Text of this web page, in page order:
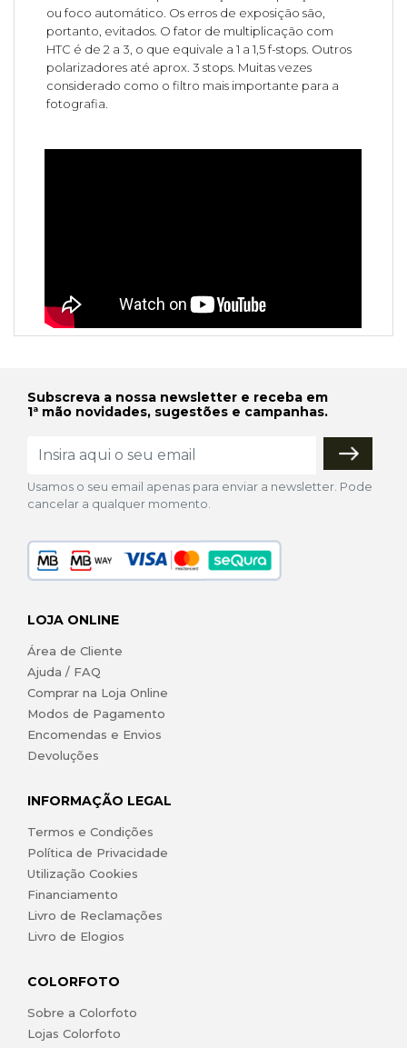
ou foco automático. Os erros de exposição são,
portanto, evitados. O fator de multiplicação com
HTC é de 2 a 3, o que equivale a 1 a 1,5 f-stops. Outros
polarizadores até aprox. 3 stops. Muitas vezes
considerado como o filtro mais importante para a
fotografia.
Subscreva a nossa newsletter e receba em
1ª mão novidades, sugestões e campanhas.
Usamos o seu email apenas para enviar a newsletter. Pode
cancelar a qualquer momento.
LOJA ONLINE
Área de Cliente
Ajuda / FAQ
Comprar na Loja Online
Modos de Pagamento
Encomendas e Envios
Devoluções
INFORMAÇÃO LEGAL
Termos e Condições
Política de Privacidade
Utilização Cookies
Financiamento
Livro de Reclamações
Livro de Elogios
COLORFOTO
Sobre a Colorfoto
Lojas Colorfoto